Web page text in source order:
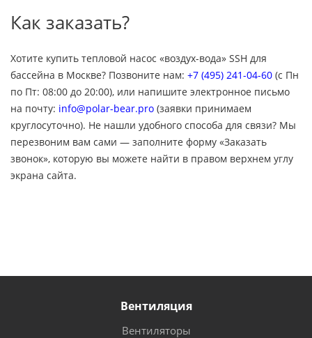
Как заказать?
Хотите купить тепловой насос «воздух-вода» SSH для
бассейна в Москве? Позвоните нам: +7 (495) 241-04-60 (с Пн
по Пт: 08:00 до 20:00), или напишите электронное письмо
на почту: info@polar-bear.pro (заявки принимаем
круглосуточно). Не нашли удобного способа для связи? Мы
перезвоним вам сами — заполните форму «Заказать
звонок», которую вы можете найти в правом верхнем углу
экрана сайта.
Вентиляция
Вентиляторы